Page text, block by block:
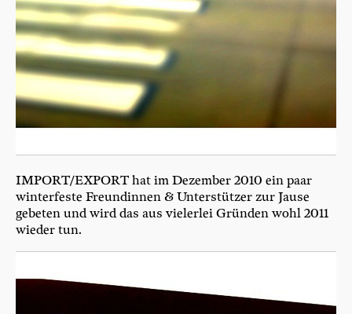
IMPORT/EXPORT hat im Dezem­ber 2010 ein paar
win­ter­fes­te Freun­din­nen & Unter­stüt­zer zur Jau­se
gebe­ten und wird das aus vie­ler­lei Grün­den wohl 2011
wie­der tun.